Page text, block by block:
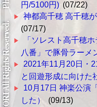
円/5100円) (07/22)
神都高千穂 高千穂
(07/17)
「ソレスト高千穂
八番」で豚骨ラーメ
2021年11月20日・
と回遊形成に向けた
10月17日 神楽公演
した） (09/13)